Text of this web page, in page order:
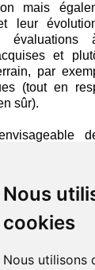
Nous
cookies
Nous utilisons
mais
et leur
et
par
(tout en
sûr).
parfois
des
bien qu'ils
consentis car
la seule
jamais à